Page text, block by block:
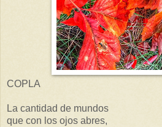
COPLA
La cantidad de mundos
que con los ojos abres,